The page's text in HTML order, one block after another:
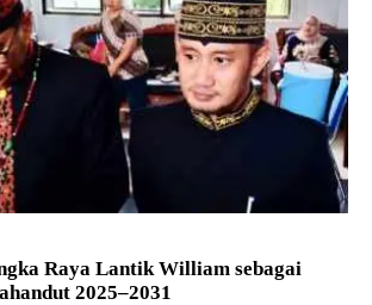
Raya Lantik William sebagai
2025–2031